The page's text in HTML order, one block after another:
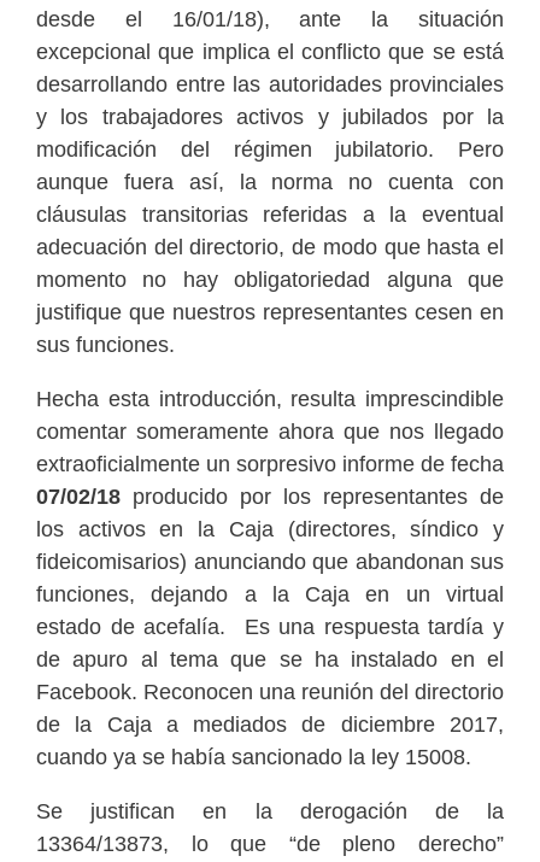
desde el 16/01/18), ante la situación
excepcional que implica el conflicto que se está
desarrollando entre las autoridades provinciales
y los trabajadores activos y jubilados por la
modificación del régimen jubilatorio. Pero
aunque fuera así, la norma no cuenta con
cláusulas transitorias referidas a la eventual
adecuación del directorio, de modo que hasta el
momento no hay obligatoriedad alguna que
justifique que nuestros representantes cesen en
sus funciones.
Hecha esta introducción, resulta imprescindible
comentar someramente ahora que nos llegado
extraoficialmente un sorpresivo informe de fecha
07/02/18 producido por los representantes de
los activos en la Caja (directores, síndico y
fideicomisarios) anunciando que abandonan sus
funciones, dejando a la Caja en un virtual
estado de acefalía. Es una respuesta tardía y
de apuro al tema que se ha instalado en el
Facebook. Reconocen una reunión del directorio
de la Caja a mediados de diciembre 2017,
cuando ya se había sancionado la ley 15008.
Se justifican en la derogación de la
13364/13873, lo que “de pleno derecho”